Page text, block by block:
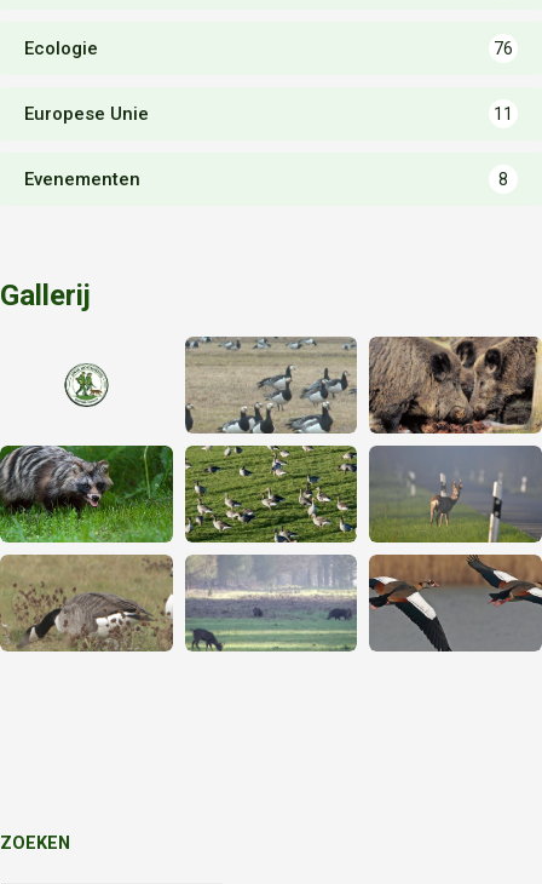
Ecologie 76
Europese Unie 11
Evenementen 8
Gallerij
ZOEKEN